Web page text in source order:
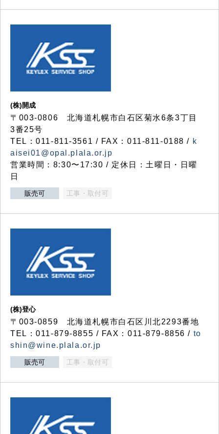
(株)開成
〒003-0806 北海道札幌市白石区菊水6条3丁目
3番25号
TEL：011-811-3561 / FAX：011-811-0188 / k
aisei01@opal.plala.or.jp
営業時間：8:30〜17:30 / 定休日：土曜日・日曜
日
販売可 工事・取付可
(株)登心
〒003-0859 北海道札幌市白石区川北2293番地
TEL：011-879-8855 / FAX：011-879-8856 / to
shin@wine.plala.or.jp
販売可 工事・取付可